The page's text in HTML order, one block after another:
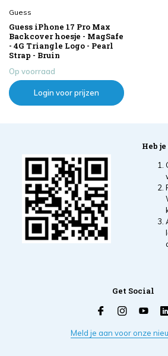
Guess
Guess iPhone 17 Pro Max
Backcover hoesje - MagSafe
- 4G Triangle Logo - Pearl
Strap - Bruin
Op voorraad
Login voor prijzen
Heb
Get Social
Meld je aan voor onze